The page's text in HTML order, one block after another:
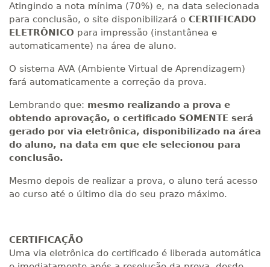
Atingindo a nota mínima (70%) e, na data selecionada
para conclusão, o site disponibilizará o CERTIFICADO
ELETRÔNICO para impressão (instantânea e
automaticamente) na área de aluno.
O sistema AVA (Ambiente Virtual de Aprendizagem)
fará automaticamente a correção da prova.
Lembrando que: mesmo realizando a prova e
obtendo aprovação, o certificado SOMENTE será
gerado por via eletrônica, disponibilizado na área
do aluno, na data em que ele selecionou para
conclusão.
Mesmo depois de realizar a prova, o aluno terá acesso
ao curso até o último dia do seu prazo máximo.
CERTIFICAÇÃO
Uma via eletrônica do certificado é liberada automática